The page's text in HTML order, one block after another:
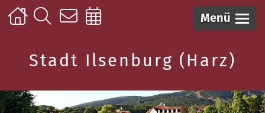
Menü
Stadt Ilsenburg (Harz)